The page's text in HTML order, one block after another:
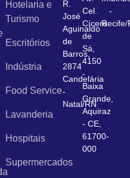
Hotelaria e
Turismo
Escritórios
Indústria
Food Service
Lavanderia
Hospitais
Supermercados
R.
José
Aguinaldo
de
Barros,
2874
Candelária
-
Natal/RN
Cel.
Cícero
de
Sá,
4150
-
Baixa
Grande,
Aquiraz
- CE,
61700-
000
-
Recife/